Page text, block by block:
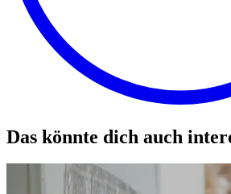
Das könnte dich auch